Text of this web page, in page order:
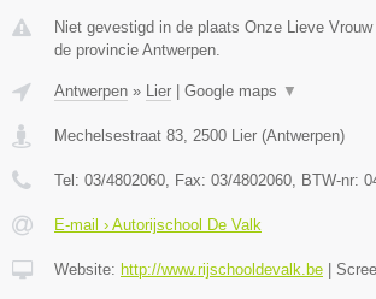
Niet gevestigd in de plaats Onze Lieve
de provincie Antwerpen.
Antwerpen » Lier Google maps ▼
Mechelsestraat 83, 2500 Lier (Antwerpen)
Tel: 03/4802060, Fax: 03/4802060, BTW-nr:
E-mail › Autorijschool De Valk
Website: http://www.rijschooldevalk.be